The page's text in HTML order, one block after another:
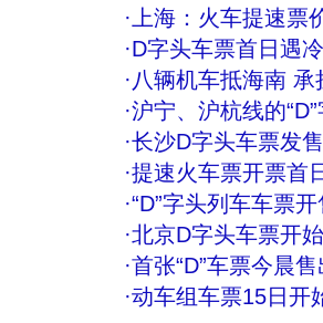
· 上海：火车提速
·D字头车票首日遇
· 八辆机车抵海南
·沪宁、沪杭线的
·长沙D字头车票发
·提速火车票开票首
·“D”字头列车车票
·北京D字头车票开
·首张“D”车票今晨
·动车组车票15日开